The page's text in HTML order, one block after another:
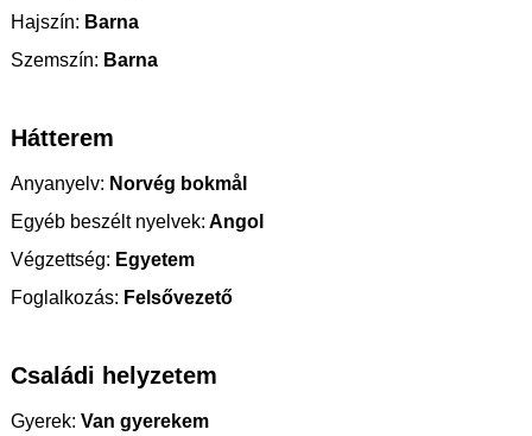
Hajszín: Barna
Szemszín: Barna
Hátterem
Anyanyelv: Norvég bokmål
Egyéb beszélt nyelvek: Angol
Végzettség: Egyetem
Foglalkozás: Felsővezető
Családi helyzetem
Gyerek: Van gyerekem